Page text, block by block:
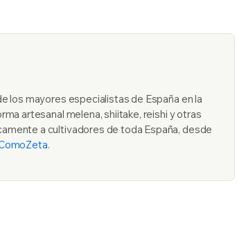
los mayores especialistas de España en la
artesanal melena, shiitake, reishi y otras
a cultivadores de toda España, desde
.